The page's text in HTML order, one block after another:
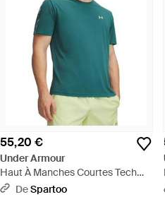
55,20 €
Under Armour
Haut À Manches Courtes Tech
Taping Pour Homme Rack Rack
DeSpartoo